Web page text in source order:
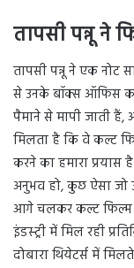
तापसी पन्नू ने
तापसी पन्नू ने एक नोट
से उनके बॉक्स ऑफिस
पैमाने से मापी जाती हैं,
मिलता है कि वे कल्ट
करने का हमारा
अनुभव हो, कुछ ऐसा जो
आगे चलकर कल्ट फिल्म
इंडस्ट्री में मिल रही
दोबारा थियेटर्स में